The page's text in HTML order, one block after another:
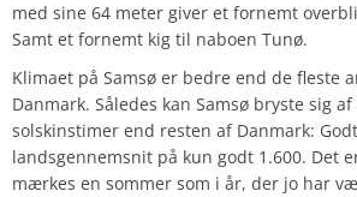
med sine 64 meter giver et fornemt
Samt et fornemt kig til naboen Tunø.
Klimaet på Samsø er bedre end de fleste
Danmark. Således kan Samsø bryste sig
solskinstimer end resten af Danmark:
landsgennemsnit på kun godt 1.600. Det
mærkes en sommer som i år, der jo har